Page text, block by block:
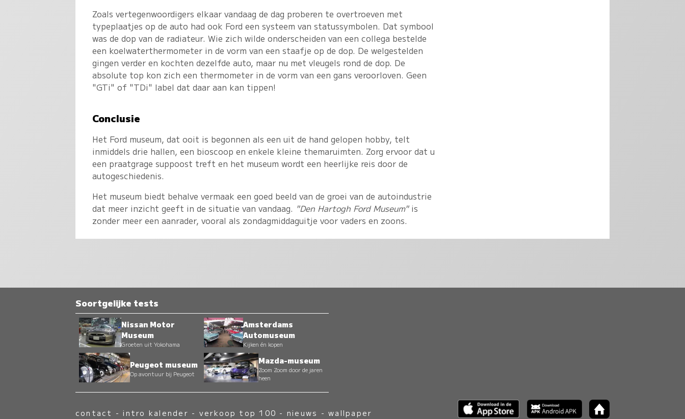
Zoals vertegenwoordigers elkaar vandaag de dag proberen te overtroeven met
typeplaatjes op de auto had ook Ford een systeem van statussymbolen. Dat symbool
was de dop van de radiateur. Wie zich wilde onderscheiden van een collega bestelde
een koelwaterthermometer in de vorm van een staafje op de dop. De welgestelden
gingen verder en kochten dezelfde auto, maar nu met vleugels rond de dop. De
absolute top kon zich een thermometer in de vorm van een gans veroorloven. Geen
"GTi" of "TDi" label dat daar aan kan tippen!
Conclusie
Het Ford museum, dat ooit is begonnen als een uit de hand gelopen hobby, telt
inmiddels drie hallen, een bioscoop en enkele kleine themaruimten. Zorg ervoor dat u
een praatgrage suppoost treft en het museum wordt een heerlijke reis door de
autogeschiedenis.
Het museum biedt behalve vermaak een goed beeld van de groei van de autoindustrie
dat meer inzicht geeft in de situatie van vandaag. "Den Hartogh Ford Museum"is
zonder meer een aanrader, vooral als zondagmiddaguitje voor vaders en zoons.
Soortgelijke tests
Nissan Motor
Museum
Groeten uit Yokohama
Amsterdams
Automuseum
Kijken én kopen
Peugeot museum
Op avontuur bij Peugeot
Mazda-museum
Zoom Zoom door de jaren
heen
contact -intro kalender - verkoop top 100 - nieuws -wallpaper